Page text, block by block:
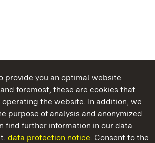
provide you an optimal website
foremost, these are cookies that
operating the website. In addition, we
purpose of analysis and anonymized
find further information in our data
data protection notice. Consent to the
Gardens of Baden-Wuerttemberg